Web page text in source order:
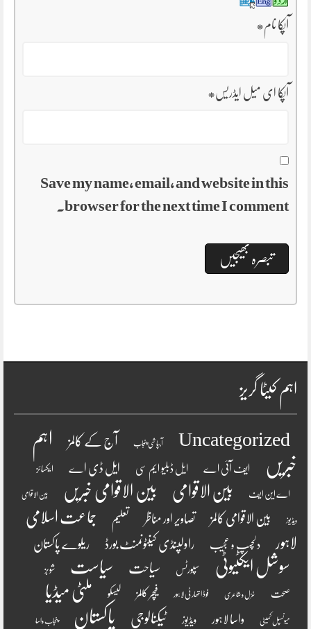
آپکا نام*
آپکا ای میل ایڈریس*
Save my name, email, and website in this
browser for the next time I comment.
اہم کیٹا گریز
Uncategorized آبپاشی پنجاب آج کے کالمز
اہم
خبریں
ایف آئی اے ایل ڈبلیو ایم سی ایل ڈی اے ایکسائز
اے این ایف بین الاقوامی بین الاقوامی خبریں بین الاقوامی
ویڈیوز بین الاقوامی کالمز تصاویر اور مناظر تعلیم
جماعت اسلامی
لاہور
دلچسپ و عجیب راولپنڈی کینٹونمنٹ بورڈ ریلوے پاکستان
سوشل ایکٹیوٹی سپورٹس سیاحت سیاست شوبز
صحت غزل و شاعری فوڈ اتھارٹی لاہور فیچر کالمز لیسکو ملٹی میڈیا
میونسپل کمیٹی واسا لاہور ویڈیوز ٹیکنالوجی پاکستان پنجاب واسا